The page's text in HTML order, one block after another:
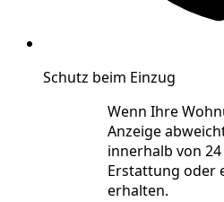
Schutz beim Einzug
Wenn Ihre
Anzeige
innerhalb von
Erstattung oder
erhalten.